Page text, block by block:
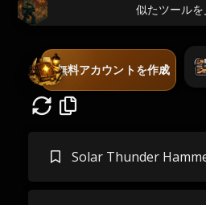
似たツールを
無料アカウントを作成
Solar Thunder